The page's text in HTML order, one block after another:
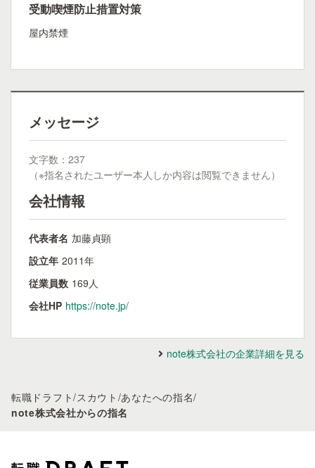
受動喫煙防止措置対策
屋内禁煙
メッセージ
文字数：237
（※指名されたユーザー本人しか内容は閲覧できません）
会社情報
代表者名 加藤貞顕
設立年 2011年
従業員数 169人
会社HP https://note.jp/
note株式会社の企業詳細を見る
転職ドラフト/スカウト /あなたへの指名/
note株式会社からの指名